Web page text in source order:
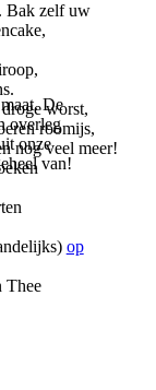
Bak zelf uw
worst,
roomijs,
nog veel meer!
op
Thee
De
overleg
onze
van!